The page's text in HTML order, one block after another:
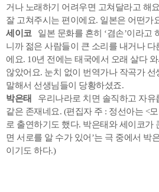
거나 노래하기 어려우면 고쳐달라고 해
잘 고쳐주시는 편이에요. 일본은 어떤가
세이코 일본 문화를 흔히 ‘겸손’이라고
니까 젊은 사람들이 큰 소리를 내거나 다
에요. 10년 전에는 태국에서 오래 살다
않았어요. 눈치 없이 번역가나 작곡가
말해서 선생님들이 당황하셨죠.
박은태
우리나라로 치면 솔직하고 자유
같은 존재네요. (편집자 주 : 정선아는 <
로 출연하기도 했다. 박은태와 세이코가
면 서로를 알 수가 있어’는 극 중에서 박
이기도 하다.)